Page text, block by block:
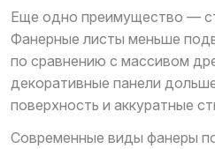
Еще одно преимущество —
Фанерные листы меньше
по сравнению с массивом
декоративные панели
поверхность и аккуратные
Современные виды фанеры